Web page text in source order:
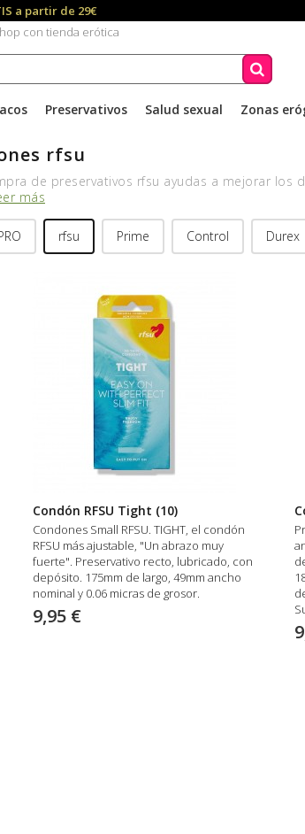
a partir de 29€
con tienda erótica
Preservativos Salud sexual Zonas
rfsu
de preservativos rfsu ayudas a mejorar los
más
rfsu Prime Control Durex
Condón RFSU Tight (10)
Condones Small RFSU. TIGHT, el condón
RFSU más ajustable, "Un abrazo muy
fuerte". Preservativo recto, lubricado, con
depósito. 175mm de largo, 49mm ancho
nominal y 0.06 micras de grosor.
9,95 €